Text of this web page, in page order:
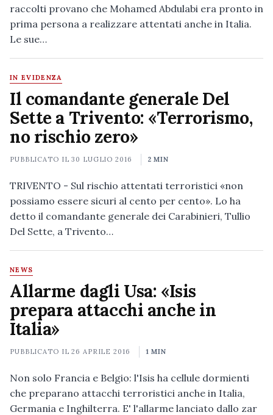
raccolti provano che Mohamed Abdulabi era pronto in
prima persona a realizzare attentati anche in Italia.
Le sue…
IN EVIDENZA
Il comandante generale Del
Sette a Trivento: «Terrorismo,
no rischio zero»
PUBBLICATO IL30 LUGLIO 2016 2 MIN
TRIVENTO - Sul rischio attentati terroristici «non
possiamo essere sicuri al cento per cento». Lo ha
detto il comandante generale dei Carabinieri, Tullio
Del Sette, a Trivento…
NEWS
Allarme dagli Usa: «Isis
prepara attacchi anche in
Italia»
PUBBLICATO IL26 APRILE 2016 1 MIN
Non solo Francia e Belgio: l'Isis ha cellule dormienti
che preparano attacchi terroristici anche in Italia,
Germania e Inghilterra. E' l'allarme lanciato dallo zar